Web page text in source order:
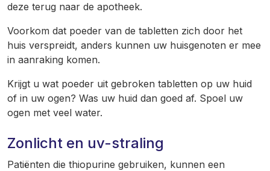
deze terug naar de apotheek.
Voorkom dat poeder van de tabletten zich door het
huis verspreidt, anders kunnen uw huisgenoten er mee
in aanraking komen.
Krijgt u wat poeder uit gebroken tabletten op uw huid
of in uw ogen? Was uw huid dan goed af. Spoel uw
ogen met veel water.
Zonlicht en uv-straling
Patiënten die thiopurine gebruiken, kunnen een